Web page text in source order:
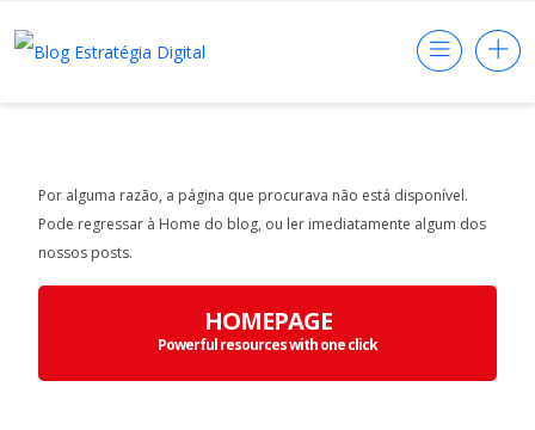
Por alguma razão, a página que procurava não está disponível.
Pode regressar à Home do blog, ou ler imediatamente algum dos
nossos posts.
HOMEPAGE
Powerful resources with one click